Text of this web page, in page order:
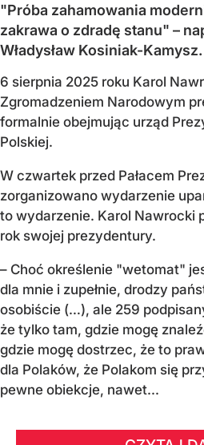
"Próba zahamowania
zakrawa o zdradę stanu" –
Władysław Kosiniak-Kamysz.
6 sierpnia 2025 roku Karol
Zgromadzeniem Narodowym
formalnie obejmując urząd
Polskiej.
W czwartek przed Pałacem
zorganizowano wydarzenie
to wydarzenie. Karol Nawrocki
rok swojej prezydentury.
– Choć określenie "wetomat"
dla mnie i zupełnie, drodzy
osobiście (…), ale 259
że tylko tam, gdzie mogę
gdzie mogę dostrzec, że to
dla Polaków, że Polakom się
pewne obiekcje, nawet...